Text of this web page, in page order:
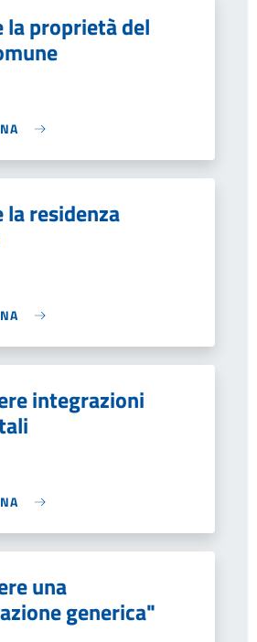
la proprietà del
residenza
integrazioni
una
generica"